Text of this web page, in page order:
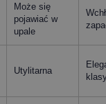
Może się
pojawiać w
upale
Utylitarna